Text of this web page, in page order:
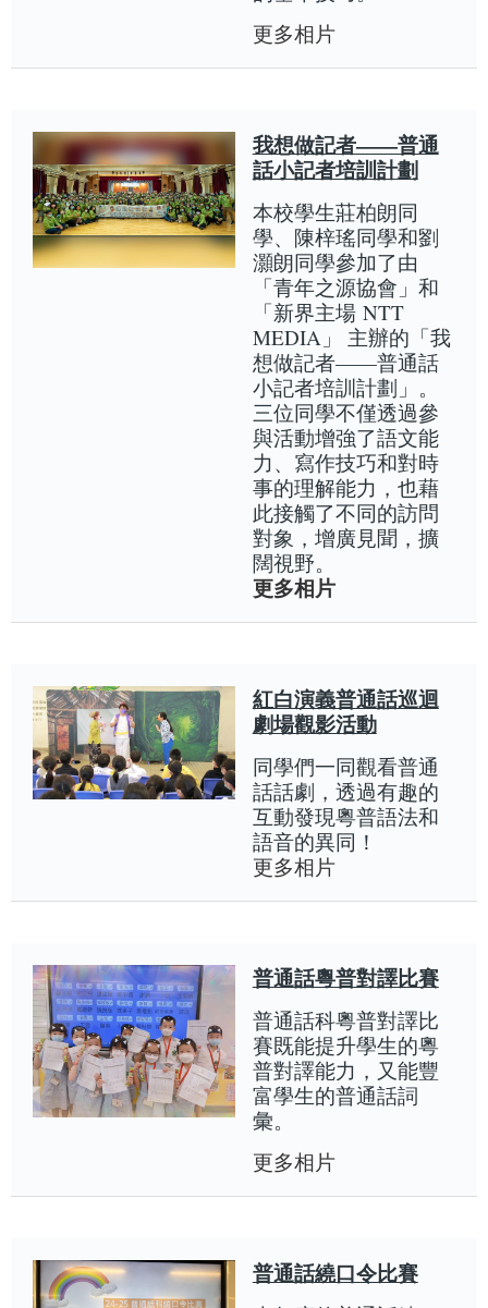
更多相片
我想做記者——普通
話小記者培訓計劃
本校學生莊柏朗同
學、陳梓瑤同學和劉
灝朗同學參加了由
「青年之源協會」和
「新界主場 NTT
MEDIA」 主辦的「我
想做記者——普通話
小記者培訓計劃」。
三位同學不僅透過參
與活動增強了語文能
力、寫作技巧和對時
事的理解能力，也藉
此接觸了不同的訪問
對象，增廣見聞，擴
闊視野。
更多相片
紅白演義普通話巡迴
劇場觀影活動
同學們一同觀看普通
話話劇，透過有趣的
互動發現粵普語法和
語音的異同！
更多相片
普通話粵普對譯比賽
普通話科粵普對譯比
賽既能提升學生的粵
普對譯能力，又能豐
富學生的普通話詞
彙。
更多相片
普通話繞口令比賽